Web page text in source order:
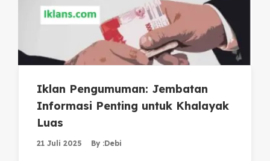
Iklan Pengumuman: Jembatan
Informasi Penting untuk Khalayak
Luas
21 Juli 2025 By :Debi